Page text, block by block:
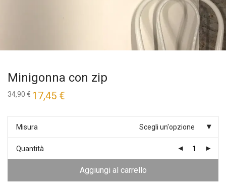
Minigonna con zip
34,90€ Il
prezzo
era:
17,45 €
è:
Misura Scegli un'opzione
Quantità
Aggiungi al carrello